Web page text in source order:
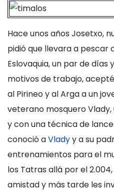
Hace unos años Josetxo,
pidió que llevara a pescar
Eslovaquia, un par de días
motivos de trabajo,
al Pirineo y al Arga a un
veterano mosquero
y con una técnica de
conoció aVladyy a su
entrenamientos para el
los Tatras allá por el
amistad y más tarde les